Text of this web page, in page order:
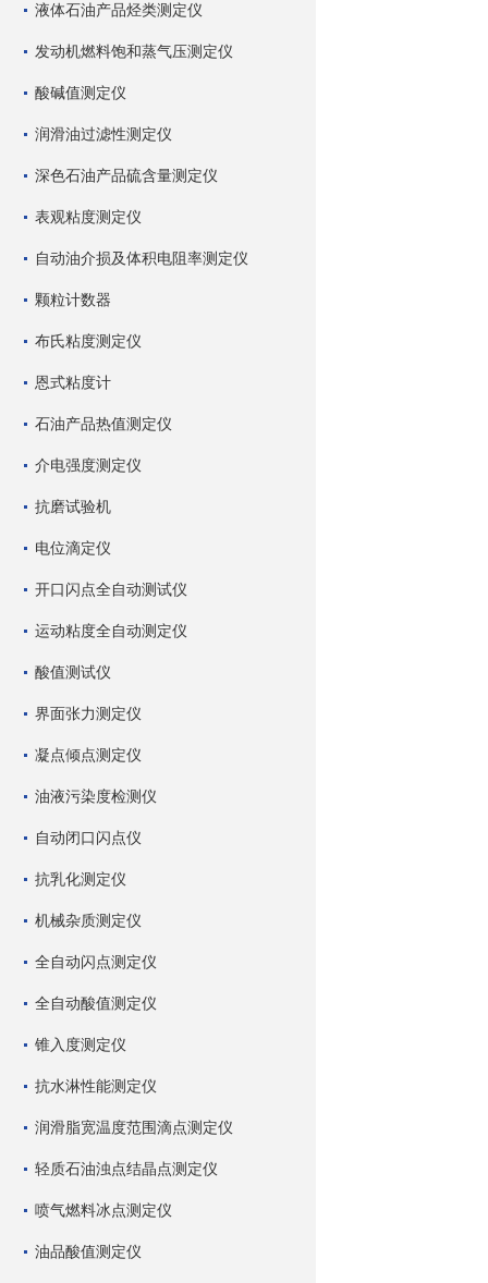
液体石油产品烃类测定仪
发动机燃料饱和蒸气压测定仪
酸碱值测定仪
润滑油过滤性测定仪
深色石油产品硫含量测定仪
表观粘度测定仪
自动油介损及体积电阻率测定仪
颗粒计数器
布氏粘度测定仪
恩式粘度计
石油产品热值测定仪
介电强度测定仪
抗磨试验机
电位滴定仪
开口闪点全自动测试仪
运动粘度全自动测定仪
酸值测试仪
界面张力测定仪
凝点倾点测定仪
油液污染度检测仪
自动闭口闪点仪
抗乳化测定仪
机械杂质测定仪
全自动闪点测定仪
全自动酸值测定仪
锥入度测定仪
抗水淋性能测定仪
润滑脂宽温度范围滴点测定仪
轻质石油浊点结晶点测定仪
喷气燃料冰点测定仪
油品酸值测定仪